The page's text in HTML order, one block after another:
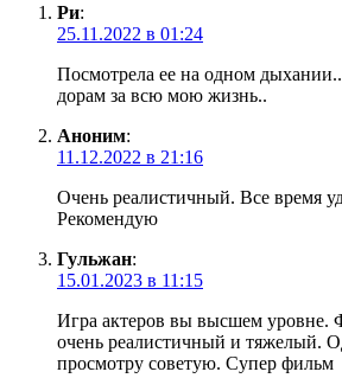
Ри:
25.11.2022 в 01:24
Посмотрела ее на одном
дорам за всю мою жизнь..
Аноним:
11.12.2022 в 21:16
Очень реалистичный. Все время
Рекомендую
Гульжан:
15.01.2023 в 11:15
Игра актеров вы высшем уровне.
очень реалистичный и тяжелый.
просмотру советую. Супер фильм